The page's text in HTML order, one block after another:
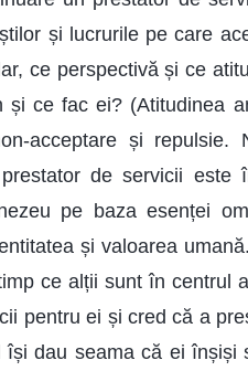
și lucrurile pe care
ce perspectivă și ce
și ce fac ei? (Atitudinea
acceptare și repulsie.
de servicii este
pe baza esenței
și valoarea
ce alții sunt în centrul
pentru ei și cred că a
dau seama că ei înșiși